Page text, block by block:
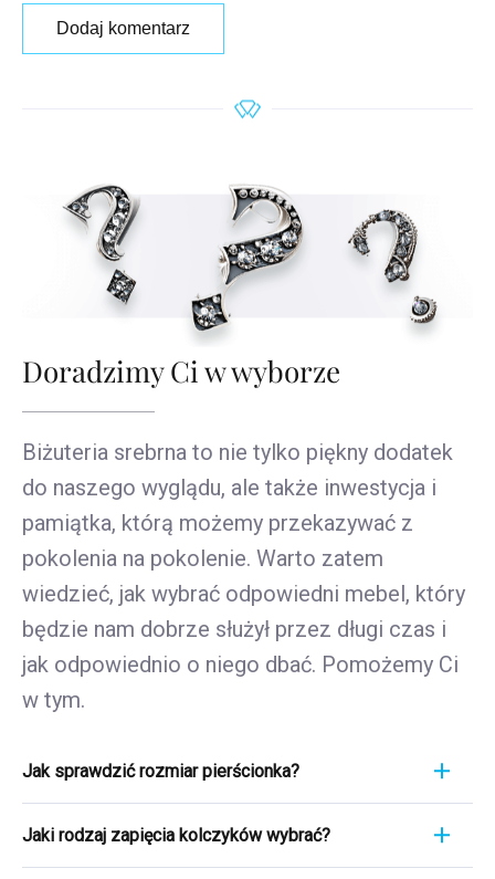
Dodaj komentarz
Doradzimy Ci w wyborze
Biżuteria srebrna to nie tylko piękny dodatek
do naszego wyglądu, ale także inwestycja i
pamiątka, którą możemy przekazywać z
pokolenia na pokolenie. Warto zatem
wiedzieć, jak wybrać odpowiedni mebel, który
będzie nam dobrze służył przez długi czas i
jak odpowiednio o niego dbać. Pomożemy Ci
w tym.
Jak sprawdzić rozmiar pierścionka?
poznać jego rozmiar, weź linijkę i przyłóż ją
bezpośrednio do pierścionka, który aktualnie
Jaki rodzaj zapięcia kolczyków wybrać?